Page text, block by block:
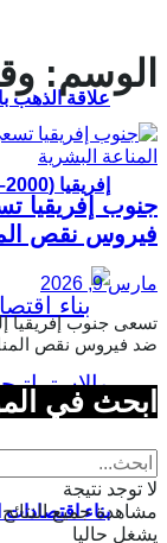
علاقة الذهب
إفريقيا (2000–2026)
بناء
الوسم:
جنوب إفريقيا
فيروس نقص
مارس 9, 2026
تسعى جنوب إفريقيا
ضد فيروس نقص
ابحث في
لا توجد نتيجة
مشاهدة جميع النتائج
يشغل حاليا